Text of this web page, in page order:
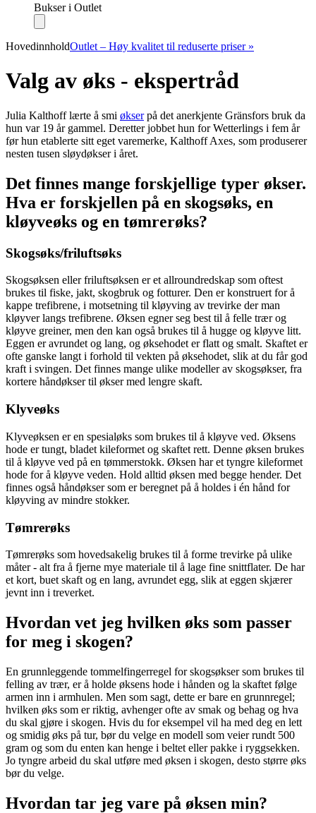
Bukser i Outlet
HovedinnholdOutlet – Høy kvalitet til reduserte priser »
Valg av øks - ekspertråd
Julia Kalthoff lærte å smi økserpå det anerkjente Gränsfors bruk da
hun var 19 år gammel. Deretter jobbet hun for Wetterlings i fem år
før hun etablerte sitt eget varemerke, Kalthoff Axes, som produserer
nesten tusen sløydøkser i året.
Det finnes mange forskjellige typer økser.
Hva er forskjellen på en skogsøks, en
kløyveøks og en tømrerøks?
Skogsøks/friluftsøks
Skogsøksen eller friluftsøksen er et allroundredskap som oftest
brukes til fiske, jakt, skogbruk og fotturer. Den er konstruert for å
kappe trefibrene, i motsetning til kløyving av trevirke der man
kløyver langs trefibrene. Øksen egner seg best til å felle trær og
kløyve greiner, men den kan også brukes til å hugge og kløyve litt.
Eggen er avrundet og lang, og øksehodet er flatt og smalt. Skaftet er
ofte ganske langt i forhold til vekten på øksehodet, slik at du får god
kraft i svingen. Det finnes mange ulike modeller av skogsøkser, fra
kortere håndøkser til økser med lengre skaft.
Klyveøks
Klyveøksen er en spesialøks som brukes til å kløyve ved. Øksens
hode er tungt, bladet kileformet og skaftet rett. Denne øksen brukes
til å kløyve ved på en tømmerstokk. Øksen har et tyngre kileformet
hode for å kløyve veden. Hold alltid øksen med begge hender. Det
finnes også håndøkser som er beregnet på å holdes i én hånd for
kløyving av mindre stokker.
Tømrerøks
Tømrerøks som hovedsakelig brukes til å forme trevirke på ulike
måter - alt fra å fjerne mye materiale til å lage fine snittflater. De har
et kort, buet skaft og en lang, avrundet egg, slik at eggen skjærer
jevnt inn i treverket.
Hvordan vet jeg hvilken øks som passer
for meg i skogen?
En grunnleggende tommelfingerregel for skogsøkser som brukes til
felling av trær, er å holde øksens hode i hånden og la skaftet følge
armen inn i armhulen. Men som sagt, dette er bare en grunnregel;
hvilken øks som er riktig, avhenger ofte av smak og behag og hva
du skal gjøre i skogen. Hvis du for eksempel vil ha med deg en lett
og smidig øks på tur, bør du velge en modell som veier rundt 500
gram og som du enten kan henge i beltet eller pakke i ryggsekken.
Jo tyngre arbeid du skal utføre med øksen i skogen, desto større øks
bør du velge.
Hvordan tar jeg vare på øksen min?